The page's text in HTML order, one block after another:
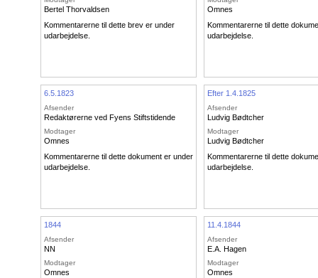
Bertel Thorvaldsen
Kommentarerne til dette brev er under
udarbejdelse.
Omnes
Kommentarerne til dette
udarbejdelse.
6.5.1823
Afsender
Redaktørerne ved Fyens Stiftstidende
Modtager
Omnes
Kommentarerne til dette dokument er under
udarbejdelse.
Efter 1.4.1825
Afsender
Ludvig Bødtcher
Modtager
Ludvig Bødtcher
Kommentarerne til dette
udarbejdelse.
1844
Afsender
NN
Modtager
Omnes
11.4.1844
Afsender
E.A. Hagen
Modtager
Omnes